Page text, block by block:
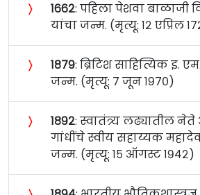
〉 १६६२: पहिला पेशवा बाळाजी
यांचा जन्म. (मृत्यू: १२ एप्रिल
〉 १८७९: ब्रिटिश साहित्यिक इ.
जन्म. (मृत्यू: ७ जून १९७०)
〉 १८९२: स्वातंत्र्य लढ्यातील
गांधींचे स्वीय सहाय्यक
जन्म. (मृत्यू: १५ ऑगस्ट १९४२)